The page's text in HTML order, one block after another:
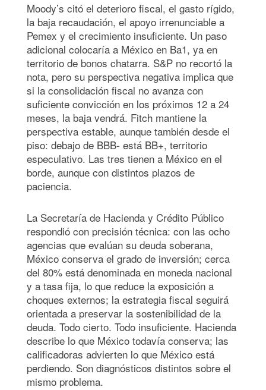
Moody’s citó el deterioro fiscal, el gasto rígido,
la baja recaudación, el apoyo irrenunciable a
Pemex y el crecimiento insuficiente. Un paso
adicional colocaría a México en Ba1, ya en
territorio de bonos chatarra. S&P no recortó la
nota, pero su perspectiva negativa implica que
si la consolidación fiscal no avanza con
suficiente convicción en los próximos 12 a 24
meses, la baja vendrá. Fitch mantiene la
perspectiva estable, aunque también desde el
piso: debajo de BBB- está BB+, territorio
especulativo. Las tres tienen a México en el
borde, aunque con distintos plazos de
paciencia.
La Secretaría de Hacienda y Crédito Público
respondió con precisión técnica: con las ocho
agencias que evalúan su deuda soberana,
México conserva el grado de inversión; cerca
del 80% está denominada en moneda nacional
y a tasa fija, lo que reduce la exposición a
choques externos; la estrategia fiscal seguirá
orientada a preservar la sostenibilidad de la
deuda. Todo cierto. Todo insuficiente. Hacienda
describe lo que México todavía conserva; las
calificadoras advierten lo que México está
perdiendo. Son diagnósticos distintos sobre el
mismo problema.